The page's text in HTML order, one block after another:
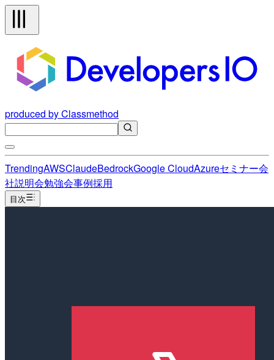
produced by Classmethod
TrendingAWSClaudeBedrockGoogle CloudAzureセミナー会
社説明会勉強会事例採用
目次